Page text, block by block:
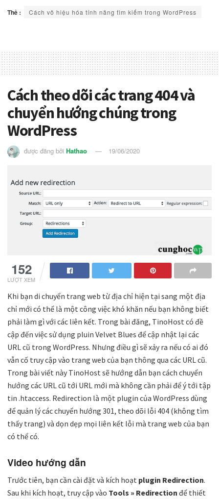
Thẻ : Cách vô hiệu hóa tính năng tìm kiếm trong WordPress
Cách theo dõi các trang 404 và
chuyển hướng chúng trong
WordPress
được đăng bởi Hathao 19/06/2020
152
LƯỢT XEM
Khi bạn di chuyển trang web từ địa chỉ hiện tại sang một địa
chỉ mới có thể là một công việc khó khăn nếu bạn không biết
phải làm gì với các liên kết. Trong bài đăng, TinoHost có đề
cập đến việc sử dụng pluin Velvet Blues để cập nhật lại các
URL cũ trong WordPress. Nhưng điều gì sẽ xảy ra nếu có ai đó
vẫn cố truy cập vào trang web của bạn thông qua các URL cũ.
Trong bài viết này TinoHost sẽ hướng dẫn bạn cách chuyển
hướng các URL cũ tới URL mới mà không cần phải để ý tới tập
tin .htaccess. Redirection là một plugin của WordPress dùng
để quản lý các chuyển hướng 301, theo dõi lỗi 404 (không tìm
thấy trang) và dọn dẹp mọi liên kết lỗi mà trang web của bạn
có thể có.
Video hướng dẫn
Trước tiên, bạn cần cài đặt và kích hoạt plugin Redirection.
Sau khi kích hoạt, truy cập vào Tools » Redirection để thiết